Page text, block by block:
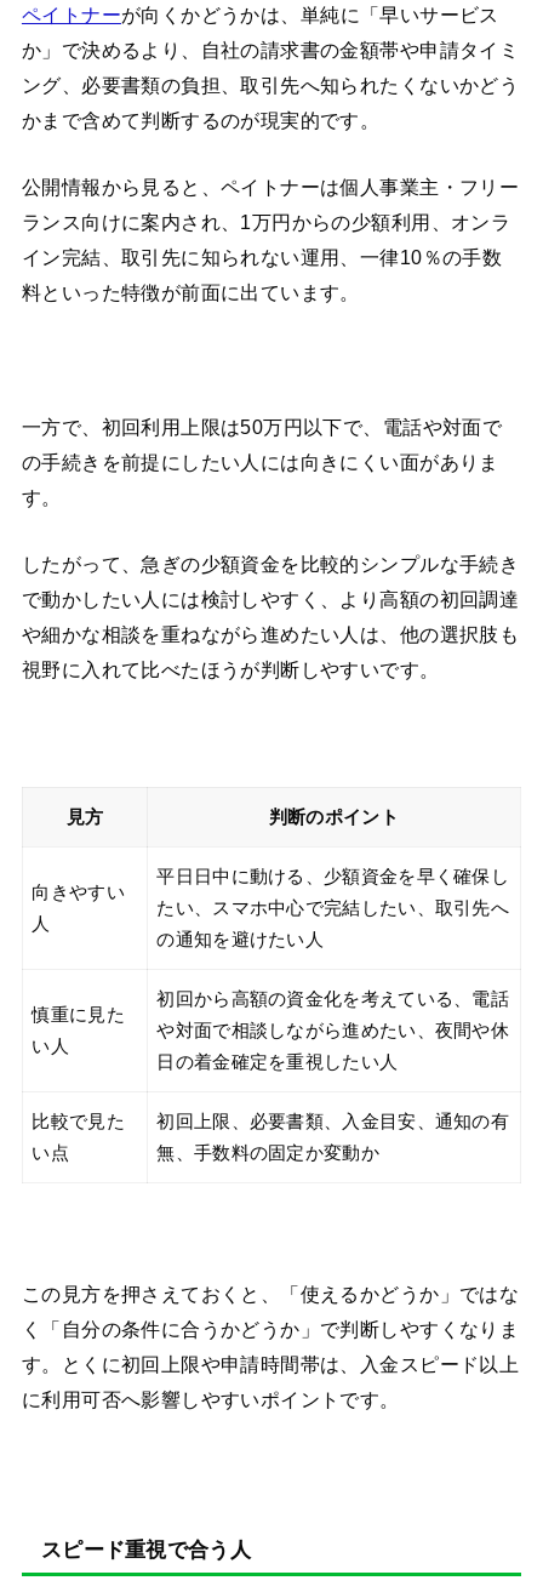
ペイトナーが向くかどうかは、単純に「早いサービス
か」で決めるより、自社の請求書の金額帯や申請タイミ
ング、必要書類の負担、取引先へ知られたくないかどう
かまで含めて判断するのが現実的です。
公開情報から見ると、ペイトナーは個人事業主・フリー
ランス向けに案内され、1万円からの少額利用、オンラ
イン完結、取引先に知られない運用、一律10％の手数
料といった特徴が前面に出ています。
一方で、初回利用上限は50万円以下で、電話や対面で
の手続きを前提にしたい人には向きにくい面がありま
す。
したがって、急ぎの少額資金を比較的シンプルな手続き
で動かしたい人には検討しやすく、より高額の初回調達
や細かな相談を重ねながら進めたい人は、他の選択肢も
視野に入れて比べたほうが判断しやすいです。
見方 判断のポイント
向きやすい
人
平日日中に動ける、少額資金を早く確保し
たい、スマホ中心で完結したい、取引先へ
の通知を避けたい人
慎重に見た
い人
初回から高額の資金化を考えている、電話
や対面で相談しながら進めたい、夜間や休
日の着金確定を重視したい人
比較で見た
い点
初回上限、必要書類、入金目安、通知の有
無、手数料の固定か変動か
この見方を押さえておくと、「使えるかどうか」ではな
く「自分の条件に合うかどうか」で判断しやすくなりま
す。とくに初回上限や申請時間帯は、入金スピード以上
に利用可否へ影響しやすいポイントです。
スピード重視で合う人